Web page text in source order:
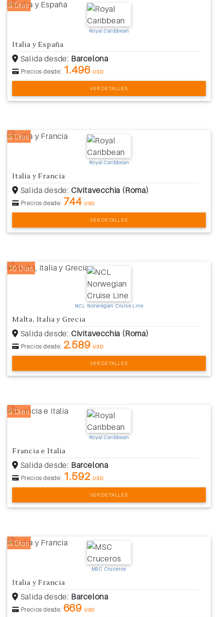
8 Días
Royal Caribbean
Italia y España
Salida desde: Barcelona
Precios desde: 1.496 USD
VER DETALLES
8 Días
Royal Caribbean
Italia y Francia
Salida desde: Civitavecchia (Roma)
Precios desde: 744 USD
VER DETALLES
10 Días
NCL Norwegian Cruise Line
Malta, Italia y Grecia
Salida desde: Civitavecchia (Roma)
Precios desde: 2.589 USD
VER DETALLES
8 Días
Royal Caribbean
Francia e Italia
Salida desde: Barcelona
Precios desde: 1.592 USD
VER DETALLES
8 Días
MSC Cruceros
Italia y Francia
Salida desde: Barcelona
Precios desde: 669 USD